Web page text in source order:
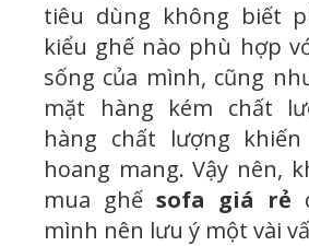
tiêu dùng không biết
kiểu ghế nào phù hợp
sống của mình, cũng
mặt hàng kém chất
hàng chất lượng
hoang mang. Vậy nên,
mua ghế sofa giá rẻ
mình nên lưu ý một vài